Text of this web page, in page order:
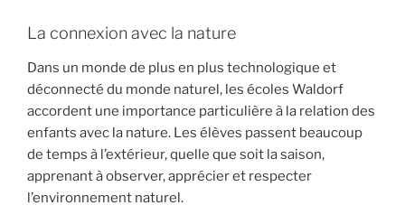
La connexion avec la nature
Dans un monde de plus en plus technologique et
déconnecté du monde naturel, les écoles Waldorf
accordent une importance particulière à la relation des
enfants avec la nature. Les élèves passent beaucoup
de temps à l’extérieur, quelle que soit la saison,
apprenant à observer, apprécier et respecter
l’environnement naturel.